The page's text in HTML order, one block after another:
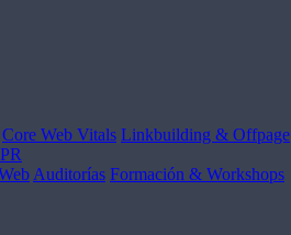
Core Web Vitals Linkbuilding & Offpage
Auditorías Formación & Workshops